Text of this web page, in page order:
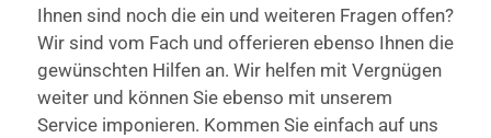
Ihnen sind noch die ein und weiteren Fragen offen?
Wir sind vom Fach und offerieren ebenso Ihnen die
gewünschten Hilfen an. Wir helfen mit Vergnügen
weiter und können Sie ebenso mit unserem
Service imponieren. Kommen Sie einfach auf uns